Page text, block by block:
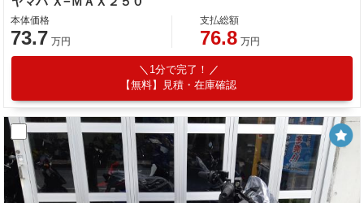
本体価格
73.7 万円
支払総額
76.8 万円
1分で完了！
【無料】見積・在庫確認